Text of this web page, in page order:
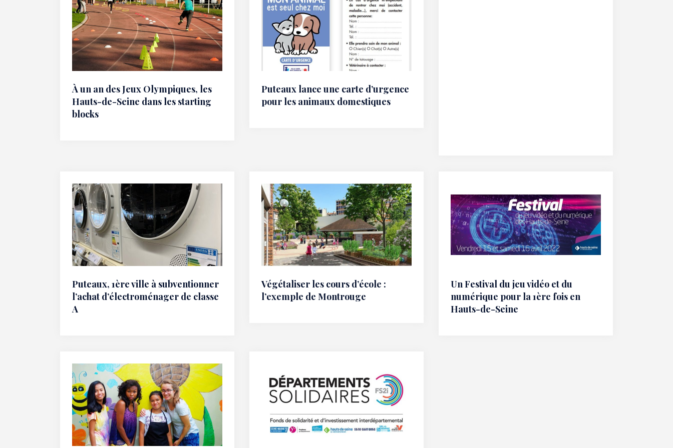
À un an des Jeux Olympiques, les
Hauts-de-Seine dans les starting
blocks
Puteaux lance une carte d’urgence
pour les animaux domestiques
Puteaux, 1ère ville à subventionner
l’achat d’électroménager de classe
A
Végétaliser les cours d’école :
l’exemple de Montrouge
Un Festival du jeu vidéo et du
numérique pour la 1ère fois en
Hauts-de-Seine